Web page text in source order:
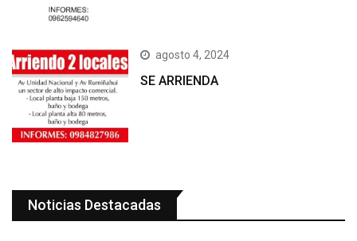
agosto 4, 2024
SE ARRIENDA
Noticias Destacadas